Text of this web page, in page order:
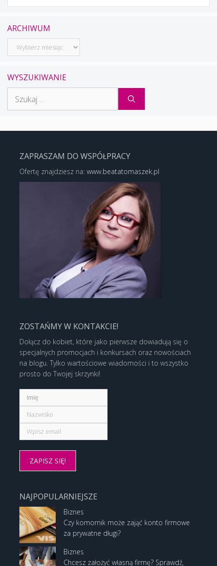
ARCHIWUM
Archiwum
WYSZUKIWANIE
ZAPRASZAM DO WSPÓŁPRACY
Ofertę znajdziesz na: www.beatatomaszek.pl
ZOSTAŃMY W KONTAKCIE!
Dołącz do kobiet, które jako pierwsze dowiadują się o
specjalnych promocjach i konkursach oraz nowościach
na blogu. Tylko wartościowe wiadomości i to wszystko
prosto do Twojej skrzynki!
NAJPOPULARNIEJSZE
Biznes
Czy komornik może zająć konto firmowe
za prywatne długi?
Biznes
Chcesz założyć własną firmę? Sprawdź,